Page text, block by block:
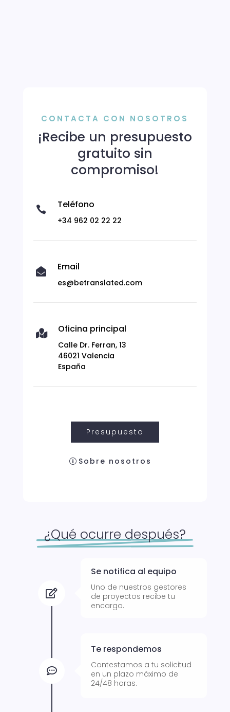
CONTACTA CON NOSOTROS
¡Recibe un presupuesto
gratuito sin
compromiso!
 Teléfono
+34 962 02 22 22
 Email
es@betranslated.com
 Oficina principal
Calle Dr. Ferran, 13
46021 Valencia
España
Presupuesto
Sobre nosotros
¿Qué ocurre después?

Se notifica al equipo
Uno de nuestros gestores
de proyectos recibe tu
encargo.

Te respondemos
Contestamos a tu solicitud
en un plazo máximo de
24/48 horas.